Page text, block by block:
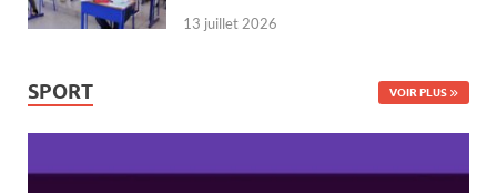
13 juillet 2026
SPORT VOIR PLUS